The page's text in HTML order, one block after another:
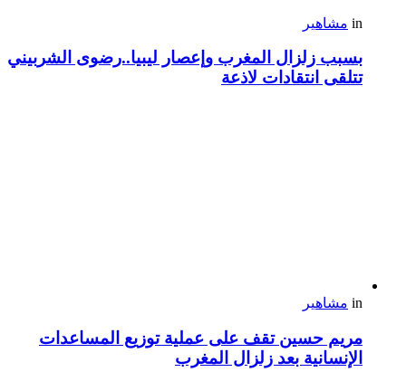
in مشاهير
بسبب زلزال المغرب وإعصار ليبيا..رضوى الشربيني
تتلقى انتقادات لاذعة
in مشاهير
مريم حسين تقف على عملية توزيع المساعدات
الإنسانية بعد زلزال المغرب